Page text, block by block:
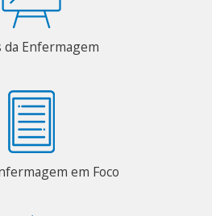
da Enfermagem
em Foco